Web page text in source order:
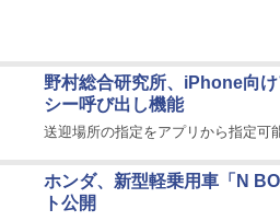
野村総合研究所、iPhone向
シー呼び出し機能
送迎場所の指定をアプリから指定可
ホンダ、新型軽乗用車「N
ト公開